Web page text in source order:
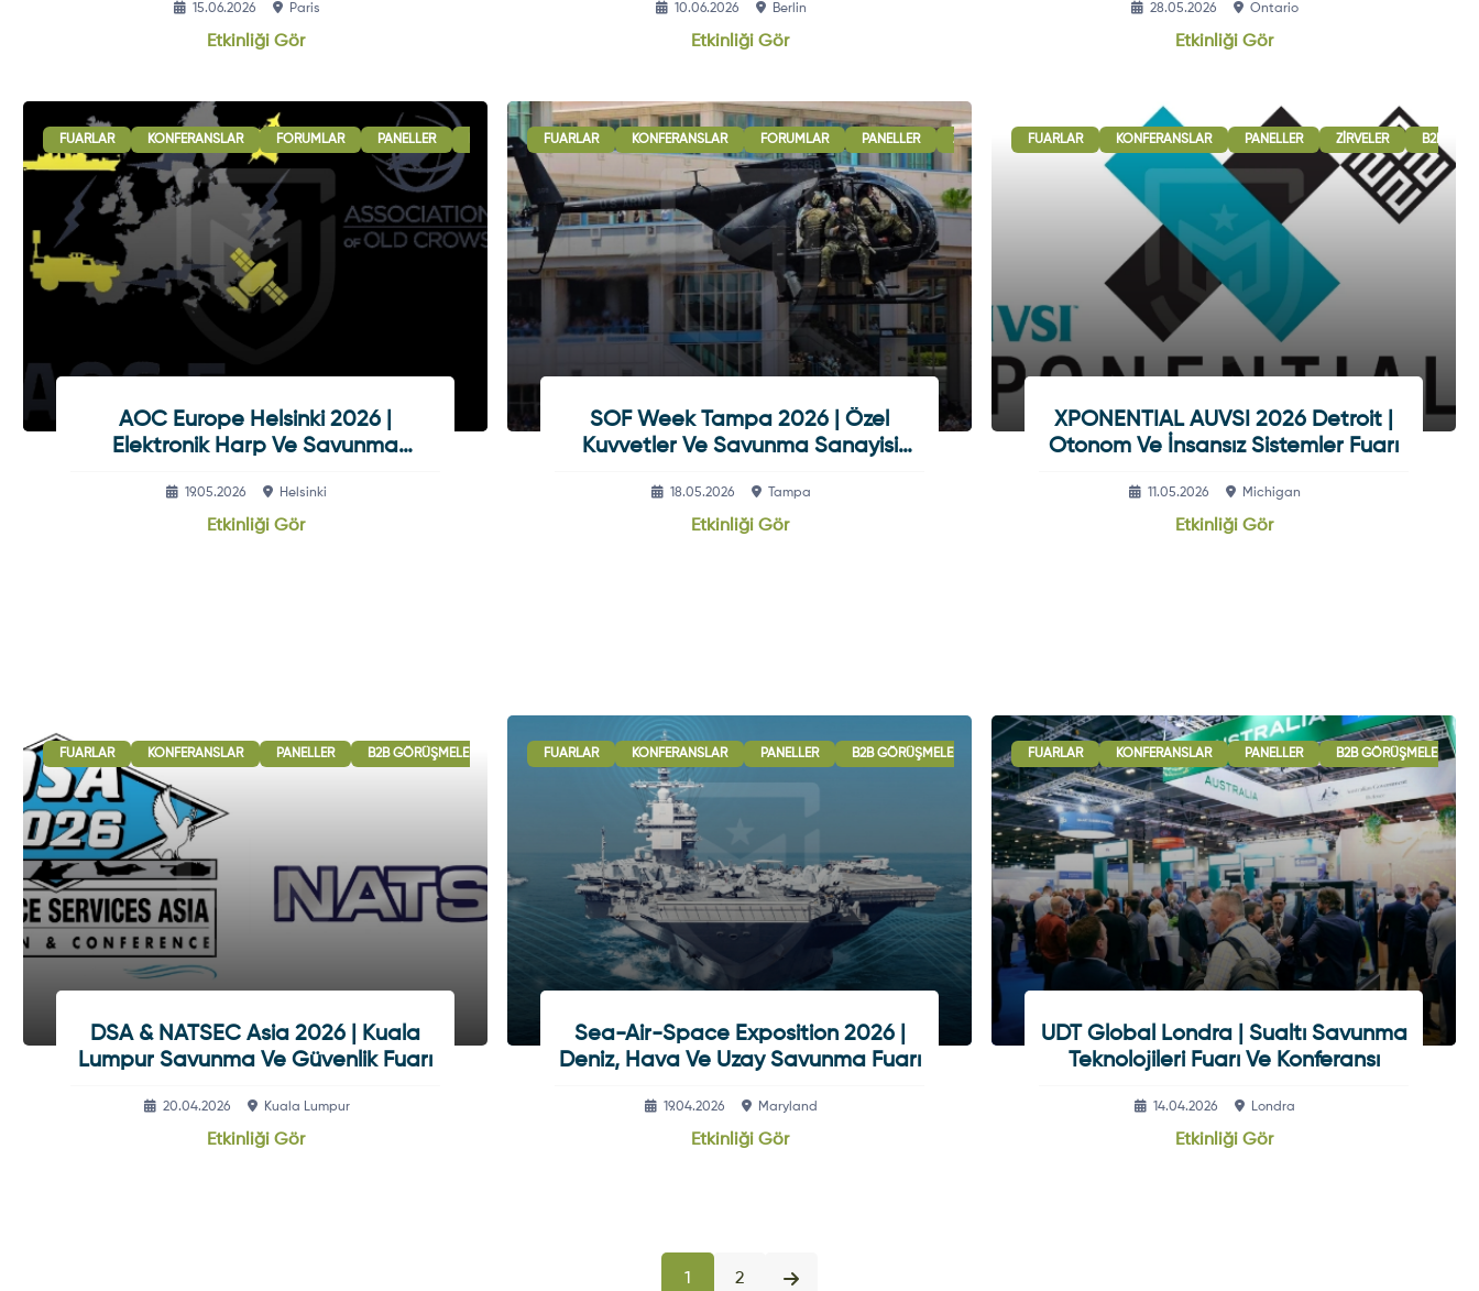
15.06.2026 Paris
Etkinliği Gör
10.06.2026 Berlin
Etkinliği Gör
28.05.2026 Ontario
Etkinliği Gör
FUARLAR KONFERANSLAR FORUMLAR PANELLER B2B GÖRÜŞMELERI ULUSLARARASI İŞBIRLIĞI OTURUMLARI SERGI - GÖSTERI
AOC Europe Helsinki 2026 |
Elektronik Harp Ve Savunma
19.05.2026 Helsinki
Etkinliği Gör
FUARLAR KONFERANSLAR FORUMLAR PANELLER ZIRVELER B2B GÖRÜŞMELERI ULUSLARARASI İŞBIRLIĞI OTURUMLARI
SOF Week Tampa 2026 | Özel
Kuvvetler Ve Savunma Sanayisi
18.05.2026 Tampa
Etkinliği Gör
FUARLAR KONFERANSLAR PANELLER ZIRVELER B2B
XPONENTIAL AUVSI 2026 Detroit |
Otonom Ve İnsansız Sistemler Fuarı
11.05.2026 Michigan
Etkinliği Gör
FUARLAR KONFERANSLAR PANELLER B2B GÖRÜŞMELERI ULUSLARARASI İŞBIRLIĞI OTURUMLARI SERGI - GÖSTERI
DSA & NATSEC Asia 2026 | Kuala
Lumpur Savunma Ve Güvenlik Fuarı
20.04.2026 Kuala Lumpur
Etkinliği Gör
FUARLAR KONFERANSLAR PANELLER B2B GÖRÜŞMELERI ULUSLARARASI İŞBIRLIĞI OTURUMLARI SERGI - GÖSTERI
Sea-Air-Space Exposition 2026 |
Deniz, Hava Ve Uzay Savunma Fuarı
19.04.2026 Maryland
Etkinliği Gör
FUARLAR KONFERANSLAR PANELLER B2B GÖRÜŞMELERI
UDT Global Londra | Sualtı Savunma
Teknolojileri Fuarı Ve Konferansı
14.04.2026 Londra
Etkinliği Gör
1 2